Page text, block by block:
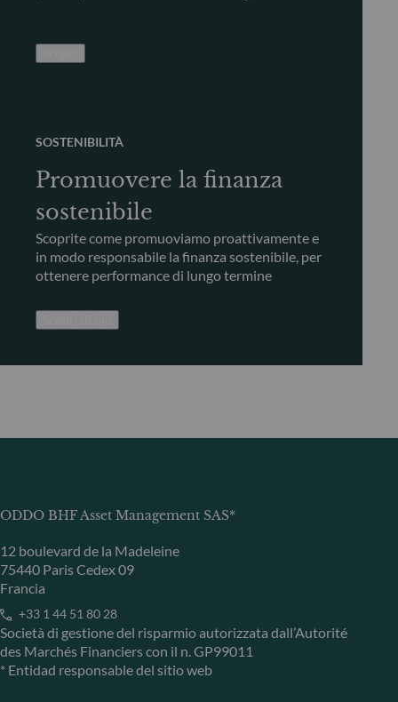
SOSTENIBILITÀ
Promuovere la finanza
sostenibile
Scoprite come promuoviamo proattivamente e
in modo responsabile la finanza sostenibile, per
ottenere performance di lungo termine
ODDO BHF Asset Management SAS*
12 boulevard de la Madeleine
75440 Paris Cedex 09
Francia
+33 1 44 51 80 28
Società di gestione del risparmio autorizzata dall’Autorité
des Marchés Financiers con il n. GP99011
* Entidad responsable del sitio web